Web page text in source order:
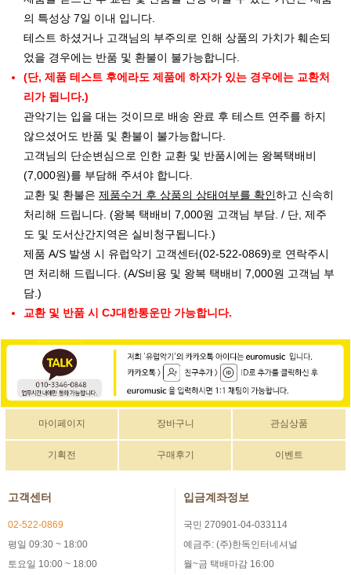
의 특성상 7일 이내 입니다.
테스트 하셨거나 고객님의 부주의로 인해 상품의 가치가 훼손되
었을 경우에는 반품 및 환불이 불가능합니다.
(단, 제품 테스트 후에라도 제품에 하자가 있는 경우에는 교환처
리가 됩니다.)
관악기는 입을 대는 것이므로 배송 완료 후 테스트 연주를 하지
않으셨어도 반품 및 환불이 불가능합니다.
고객님의 단순변심으로 인한 교환 및 반품시에는 왕복택배비
(7,000원)를 부담해 주셔야 합니다.
교환 및 환불은 제품수거 후 상품의 상태여부를 확인하고 신속히
처리해 드립니다. (왕복 택배비 7,000원 고객님 부담. / 단, 제주
도 및 도서산간지역은 실비청구됩니다.)
제품 A/S 발생 시 유럽악기 고객센터(02-522-0869)로 연락주시
면 처리해 드립니다. (A/S비용 및 왕복 택배비 7,000원 고객님 부
담.)
교환 및 반품 시 CJ대한통운만 가능합니다.
마이페이지 장바구니 관심상품
기획전 구매후기 이벤트
고객센터
02-522-0869
평일 09:30 ~ 18:00
토요일 10:00 ~ 18:00
입금계좌정보
국민 270901-04-033114
예금주: (주)한독인터네셔널
월~금 택배마감 16:00